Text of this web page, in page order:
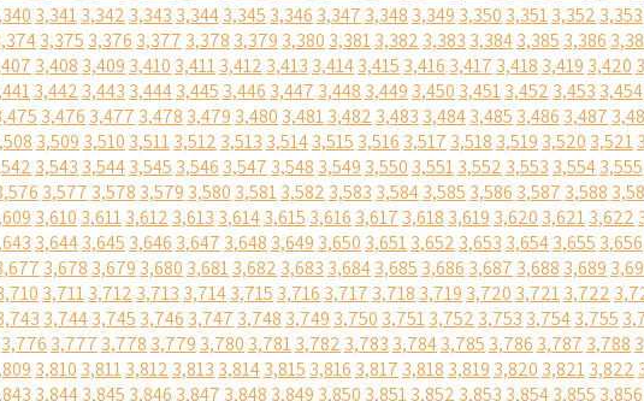
3,3413,342 3,343 3,3443,345 3,346 3,347 3,348 3,349 3,350 3,3513,352 3,353
3,375 3,376 3,377 3,378 3,379 3,380 3,3813,382 3,383 3,3843,385 3,386
3,408 3,409 3,410 3,4113,412 3,413 3,4143,415 3,416 3,417 3,418 3,419 3,420
3,442 3,443 3,4443,445 3,446 3,447 3,448 3,449 3,450 3,4513,452 3,453 3,454
3,476 3,477 3,478 3,479 3,480 3,4813,482 3,483 3,4843,485 3,486 3,487
3,509 3,510 3,5113,512 3,513 3,5143,515 3,516 3,517 3,518 3,519 3,520 3,521
3,543 3,5443,545 3,546 3,547 3,548 3,549 3,550 3,5513,552 3,553 3,5543,555
3,577 3,578 3,579 3,580 3,5813,582 3,583 3,5843,585 3,586 3,587 3,588
3,610 3,6113,612 3,613 3,6143,615 3,616 3,617 3,618 3,619 3,620 3,6213,622
3,6443,645 3,646 3,647 3,648 3,649 3,650 3,6513,652 3,653 3,6543,655 3,656
3,678 3,679 3,680 3,6813,682 3,683 3,6843,685 3,686 3,687 3,688 3,689
3,7113,712 3,713 3,7143,715 3,716 3,717 3,718 3,719 3,720 3,7213,722
3,7443,745 3,746 3,747 3,748 3,749 3,750 3,7513,752 3,753 3,7543,755
3,776 3,777 3,778 3,779 3,780 3,7813,782 3,783 3,7843,785 3,786 3,787 3,788
3,810 3,8113,812 3,813 3,8143,815 3,816 3,817 3,818 3,819 3,820 3,8213,822
3,8443,845 3,846 3,847 3,848 3,849 3,850 3,8513,852 3,853 3,8543,855 3,856